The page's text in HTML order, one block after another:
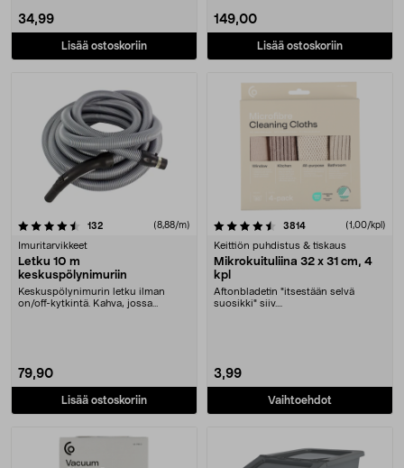
34,99
Lisää ostoskoriin
149,00
Lisää ostoskoriin
132arvostelut (8,88/m)
Imuritarvikkeet
Letku 10 m
keskuspölynimuriin
Keskuspölynimurin letku ilman
on/off-kytkintä. Kahva, jossa
79,90
Lisää ostoskoriin
4.5 viidestä tähdestä 3814arvostelut(1,00/kpl)
Keittiön puhdistus & tiskaus
Mikrokuituliina 32 x 31 cm, 4
kpl
Aftonbladetin "itsestään selvä
suosikki" siiv....
3,99
Vaihtoehdot